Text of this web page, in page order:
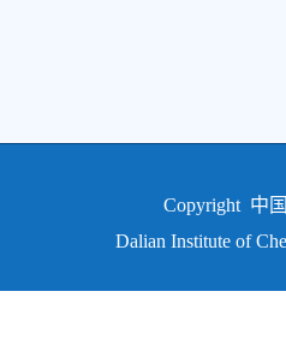
Copyright 中
Dalian Institute of